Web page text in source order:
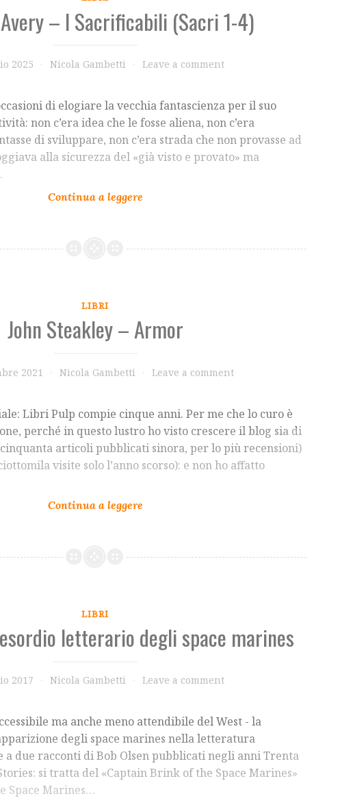
– I Sacrificabili (Sacri 1-4)
2025 Nicola Gambetti Leave a comment
di elogiare la vecchia fantascienza per il suo
non c’era idea che le fosse aliena, non c’era
di sviluppare, non c’era strada che non provasse ad
alla sicurezza del «già visto e provato» ma
LIBRI
John Steakley – Armor
2021 Nicola Gambetti Leave a comment
Libri Pulp compie cinque anni. Per me che lo curo è
perché in questo lustro ho visto crescere il blog sia di
articoli pubblicati sinora, per lo più recensioni)
visite solo l’anno scorso): e non ho affatto
LIBRI
letterario degli space marines
2017 Nicola Gambetti Leave a comment
ma anche meno attendibile del West - la
degli space marines nella letteratura
due racconti di Bob Olsen pubblicati negli anni Trenta
si tratta del «Captain Brink of the Space Marines»
Space Marines…